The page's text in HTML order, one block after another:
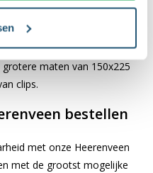
je kiest, worden de vlaggen
De
en 100x150 cm zijn uitgerust
maten van 150x225
clips.
bestellen
met onze Heerenveen
met de grootst mogelijke